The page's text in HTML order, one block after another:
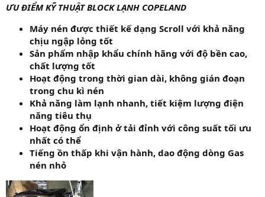
ƯU ĐIỂM KỸ THUẬT BLOCK LẠNH COPELAND
Máy nén được thiết kế dạng Scroll với khả năng
chịu ngập lỏng tốt
Sản phẩm nhập khẩu chính hãng với độ bền cao,
chất lượng tốt
Hoạt động trong thời gian dài, không gián đoạn
trong chu kì nén
Khả năng làm lạnh nhanh, tiết kiệm lượng điện
năng tiêu thụ
Hoạt động ổn định ở tải đỉnh với công suất tối ưu
nhất có thể
Tiếng ồn thấp khi vận hành, dao động dòng Gas
nén nhỏ